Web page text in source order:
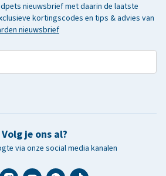
nieuwsbrief met daarin de laatste
kortingscodes en tips & advies van
nieuwsbrief
Volg je ons al?
via onze social media kanalen